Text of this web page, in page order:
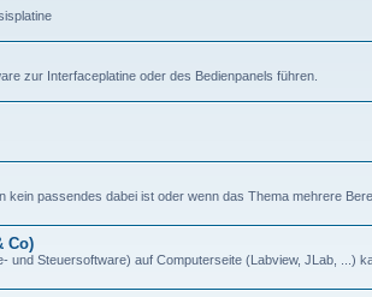
zur Interfaceplatine oder des Bedienpanels führen.
kein passendes dabei ist oder wenn das Thema mehrere
Co)
und Steuersoftware) auf Computerseite (Labview, JLab, ...)